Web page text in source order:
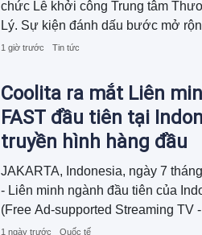
chức Lễ khởi công Trung tâm
Lý. Sự kiện đánh dấu bước mở
Đồng bằng sông Hồng, hứa hẹn
tiếp đại diện Lãnh đạo Tỉnh ủy, Ủy
cùng các Sở, ban, ngành và đối
1 giờ trước Tin tức
Coolita ra mắt Liên
FAST đầu tiên tại
truyền hình hàng đầu
JAKARTA, Indonesia, ngày 7
- Liên minh ngành đầu tiên của
(Free Ad-supported Streaming TV
phí hỗ trợ quảng cáo) đã được ra
1 ngày trước Quốc tế